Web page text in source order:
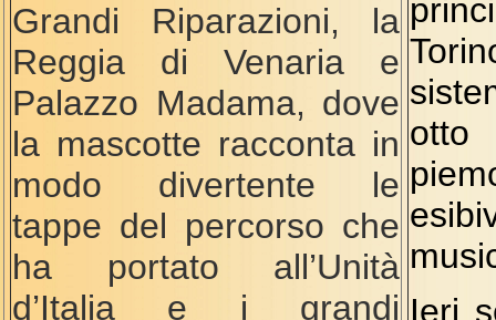
Grandi Riparazioni, la
Reggia di Venaria e
Palazzo Madama, dove
la mascotte racconta in
modo divertente le
tappe del percorso che
ha portato all’Unità
d’Italia e i grandi Ieri